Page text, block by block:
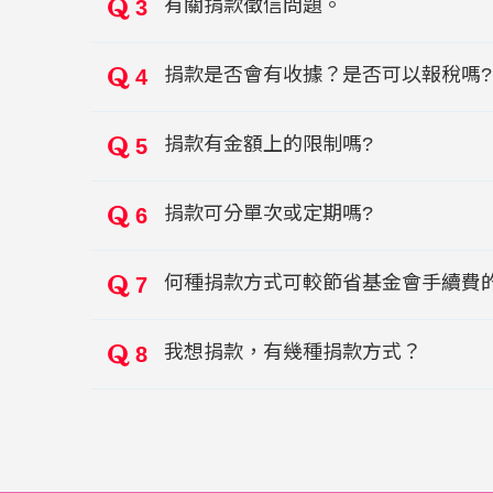
3 有關捐款徵信問題。
4 捐款是否會有收據？是否可以報稅嗎?
5 捐款有金額上的限制嗎?
6 捐款可分單次或定期嗎?
7 何種捐款方式可較節省基金會手續費
8 我想捐款，有幾種捐款方式？